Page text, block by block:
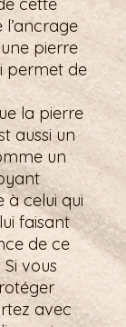
une pierre
permet de
la pierre
aussi un
un
à celui qui
faisant
de ce
vous
avec